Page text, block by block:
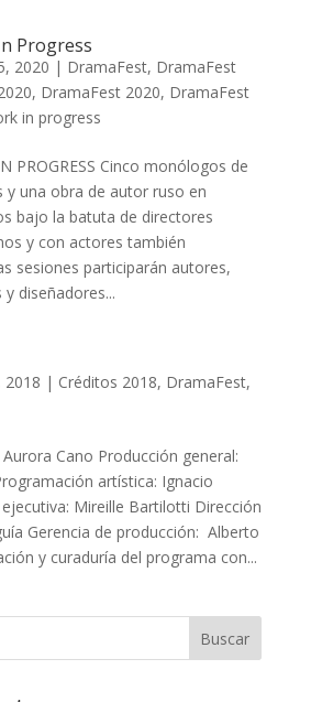
Progress
2020 | DramaFest, DramaFest
, DramaFest 2020, DramaFest
in progress
PROGRESS Cinco monólogos de
y una obra de autor ruso en
bajo la batuta de directores
y con actores también
sesiones participarán autores,
diseñadores...
2018 | Créditos 2018, DramaFest,
Cano Producción general:
artística: Ignacio
Mireille Bartilotti Dirección
Gerencia de producción: Alberto
y curaduría del programa con...
Buscar